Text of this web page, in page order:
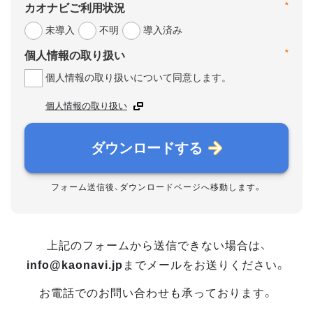
*
カオナビご利用状況
未導入
不明 導入済み
*
個人情報の取り扱い
個人情報の取り扱いについて同意します。
個人情報の取り扱い
ダウンロードする
フォーム送信後、ダウンロードページへ移動します。
上記のフォームから送信できない場合は、
info@kaonavi.jp までメールをお送りください。
お電話でのお問い合わせも承っております。